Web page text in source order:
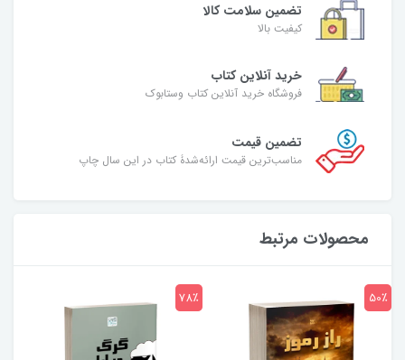
تضمین سلامت کالا
کیفیت بالا
خرید آنلاین کتاب
فروشگاه خرید آنلاین کتاب وستابوک
تضمین قیمت
مناسب‌ترین قیمت ارائه‌شدۀ کتاب در این سال چاپ
محصولات مرتبط
50٪ 78٪